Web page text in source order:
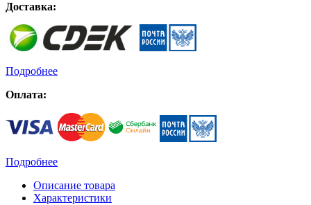
Доставка:
Подробнее
Оплата:
Подробнее
Описание товара
Характеристики